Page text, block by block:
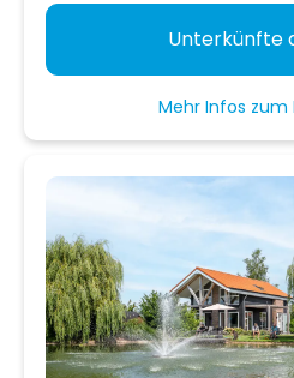
Unterkünfte
Mehr Infos zum